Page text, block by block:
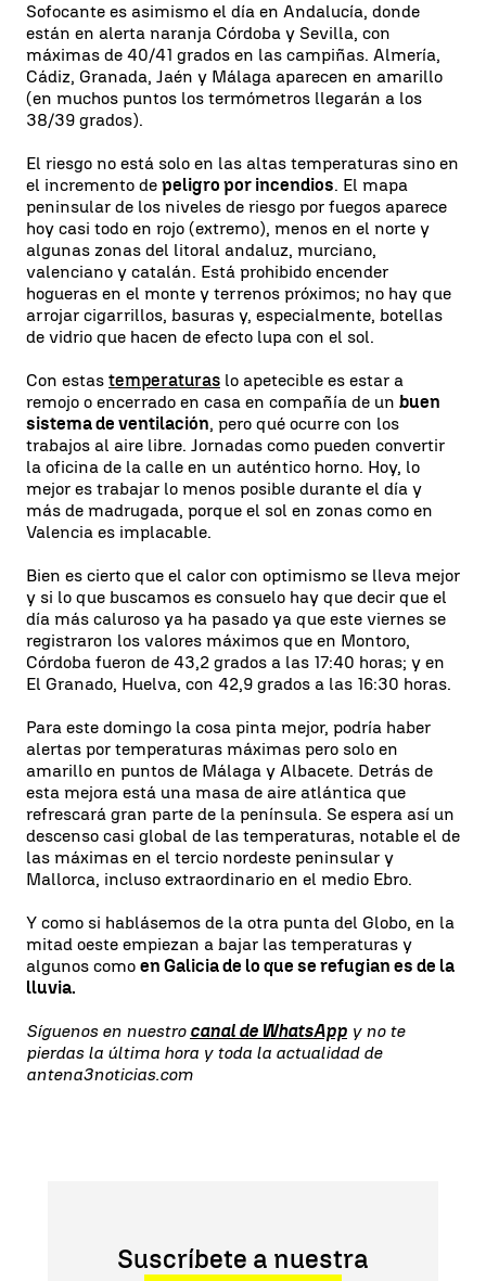
Sofocante es asimismo el día en Andalucía, donde
están en alerta naranja Córdoba y Sevilla, con
máximas de 40/41 grados en las campiñas. Almería,
Cádiz, Granada, Jaén y Málaga aparecen en amarillo
(en muchos puntos los termómetros llegarán a los
38/39 grados).
El riesgo no está solo en las altas temperaturas sino en
el incremento de peligro por incendios. El mapa
peninsular de los niveles de riesgo por fuegos aparece
hoy casi todo en rojo (extremo), menos en el norte y
algunas zonas del litoral andaluz, murciano,
valenciano y catalán. Está prohibido encender
hogueras en el monte y terrenos próximos; no hay que
arrojar cigarrillos, basuras y, especialmente, botellas
de vidrio que hacen de efecto lupa con el sol.
Con estas temperaturas lo apetecible es estar a
remojo o encerrado en casa en compañía de un buen
sistema de ventilación, pero qué ocurre con los
trabajos al aire libre. Jornadas como pueden convertir
la oficina de la calle en un auténtico horno. Hoy, lo
mejor es trabajar lo menos posible durante el día y
más de madrugada, porque el sol en zonas como en
Valencia es implacable.
Bien es cierto que el calor con optimismo se lleva mejor
y si lo que buscamos es consuelo hay que decir que el
día más caluroso ya ha pasado ya que este viernes se
registraron los valores máximos que en Montoro,
Córdoba fueron de 43,2 grados a las 17:40 horas; y en
El Granado, Huelva, con 42,9 grados a las 16:30 horas.
Para este domingo la cosa pinta mejor, podría haber
alertas por temperaturas máximas pero solo en
amarillo en puntos de Málaga y Albacete. Detrás de
esta mejora está una masa de aire atlántica que
refrescará gran parte de la península. Se espera así un
descenso casi global de las temperaturas, notable el de
las máximas en el tercio nordeste peninsular y
Mallorca, incluso extraordinario en el medio Ebro.
Y como si hablásemos de la otra punta del Globo, en la
mitad oeste empiezan a bajar las temperaturas y
algunos como en Galicia de lo que se refugian es de la
lluvia.
Síguenos en nuestro canal de WhatsApp y no te
pierdas la última hora y toda la actualidad de
antena3noticias.com
Suscríbete a nuestra